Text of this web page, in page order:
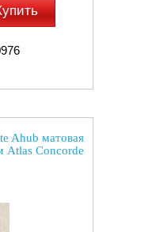
Ahub матовая
Atlas Concorde